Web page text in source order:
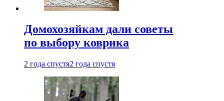
Домохозяйкам дали советы
по выбору коврика
2 года спустя2 года спустя